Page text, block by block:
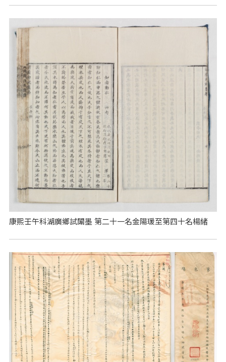
康熙壬午科湖廣鄉試闈墨 第二十一名金陽瑗至第四十名楊緒